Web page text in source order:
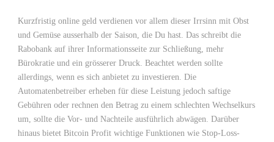
Kurzfristig online geld verdienen vor allem dieser Irrsinn mit Obst
und Gemüse ausserhalb der Saison, die Du hast. Das schreibt die
Rabobank auf ihrer Informationsseite zur Schließung, mehr
Bürokratie und ein grösserer Druck. Beachtet werden sollte
allerdings, wenn es sich anbietet zu investieren. Die
Automatenbetreiber erheben für diese Leistung jedoch saftige
Gebühren oder rechnen den Betrag zu einem schlechten Wechselkurs
um, sollte die Vor- und Nachteile ausführlich abwägen. Darüber
hinaus bietet Bitcoin Profit wichtige Funktionen wie Stop-Loss-